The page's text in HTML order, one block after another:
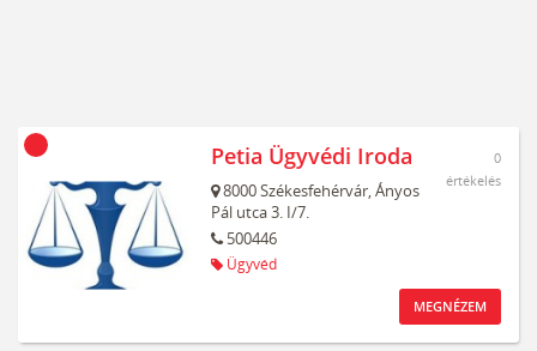
Petia Ügyvédi Iroda
8000Székesfehérvár,Ányos
Pál utca 3. I/7.
500446
Ügyvéd
0
értékelés
MEGNÉZEM